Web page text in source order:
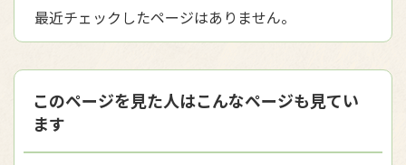
最近チェックしたページはありません。
このページを見た人はこんなページも見てい
ます